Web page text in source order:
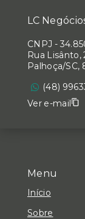
Menu
Início
Sobre
LC
CNPJ -
Rua Lisânto,
Palhoça/SC,
(48)
Ver e-mail